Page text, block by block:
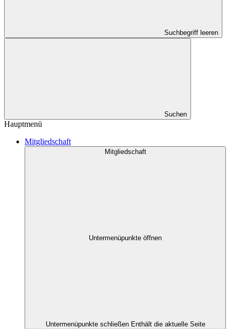
Suchbegriff leeren
Suchen
Hauptmenü
Mitgliedschaft
Mitgliedschaft
Untermenüpunkte öffnen
Untermenüpunkte schließen Enthält die aktuelle Seite